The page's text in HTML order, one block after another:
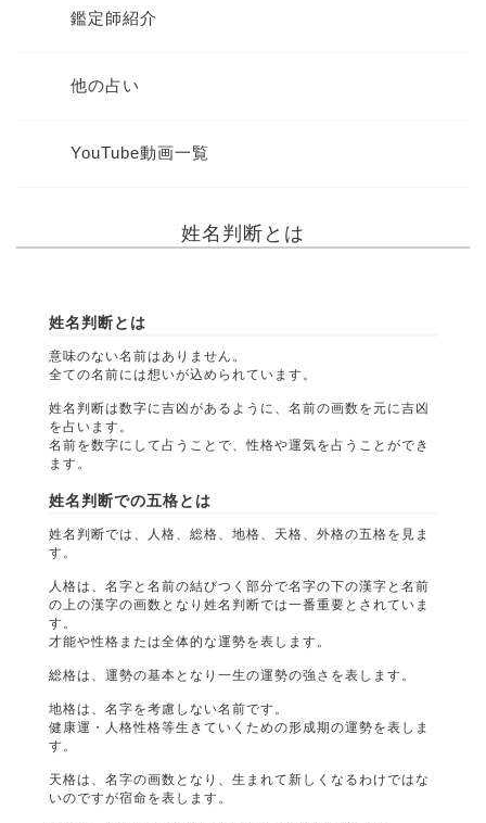
鑑定師紹介
他の占い
YouTube動画一覧
姓名判断とは
姓名判断とは
意味のない名前はありません。
全ての名前には想いが込められています。
姓名判断は数字に吉凶があるように、名前の画数を元に吉凶
を占います。
名前を数字にして占うことで、性格や運気を占うことができ
ます。
姓名判断での五格とは
姓名判断では、人格、総格、地格、天格、外格の五格を見ま
す。
人格は、名字と名前の結びつく部分で名字の下の漢字と名前
の上の漢字の画数となり姓名判断では一番重要とされていま
す。
才能や性格または全体的な運勢を表します。
総格は、運勢の基本となり一生の運勢の強さを表します。
地格は、名字を考慮しない名前です。
健康運・人格性格等生きていくための形成期の運勢を表しま
す。
天格は、名字の画数となり、生まれて新しくなるわけではな
いのですが宿命を表します。